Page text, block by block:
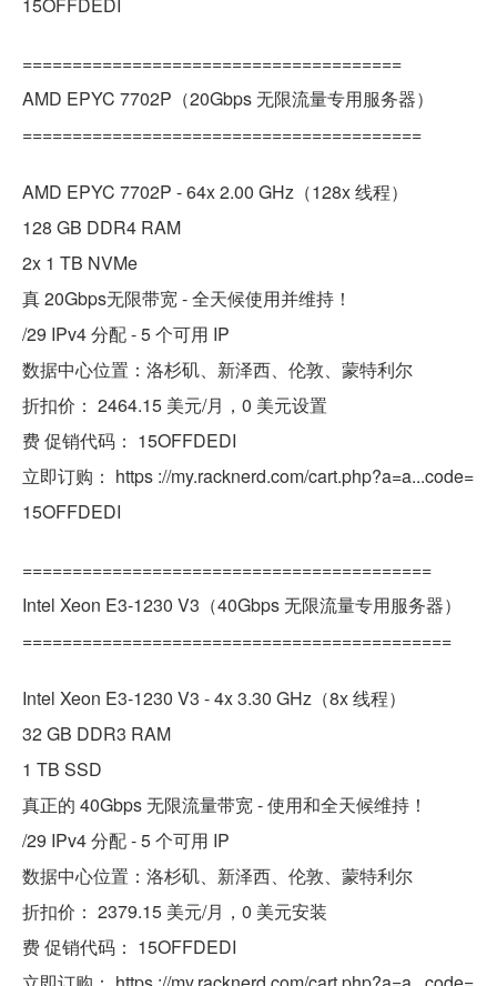
======================================
AMD EPYC 7702P（20Gbps 无限流量专用服务器）
========================================
AMD EPYC 7702P - 64x 2.00 GHz（128x 线程）
128 GB DDR4 RAM
2x 1 TB NVMe
真 20Gbps无限带宽 - 全天候使用并维持！
/29 IPv4 分配 - 5 个可用 IP
数据中心位置：洛杉矶、新泽西、伦敦、蒙特利尔
折扣价： 2464.15 美元/月，0 美元设置
费 促销代码： 15OFFDEDI
立即订购： https ://my.racknerd.com/cart.php?a=a...code=
15OFFDEDI
=========================================
Intel Xeon E3-1230 V3（40Gbps 无限流量专用服务器）
===========================================
Intel Xeon E3-1230 V3 - 4x 3.30 GHz（8x 线程）
32 GB DDR3 RAM
1 TB SSD
真正的 40Gbps 无限流量带宽 - 使用和全天候维持！
/29 IPv4 分配 - 5 个可用 IP
数据中心位置：洛杉矶、新泽西、伦敦、蒙特利尔
折扣价： 2379.15 美元/月，0 美元安装
费 促销代码： 15OFFDEDI